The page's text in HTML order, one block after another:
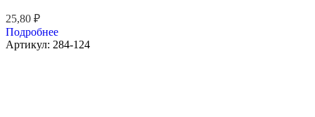
25,80 ₽
Подробнее
Артикул: 284-124